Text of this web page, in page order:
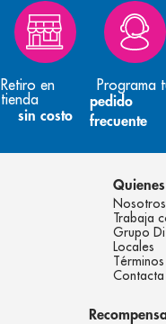
Retiro en
tienda
sin costo
Programa
pedido
frecuente
Nosotros
Trabaja
Grupo
Locales